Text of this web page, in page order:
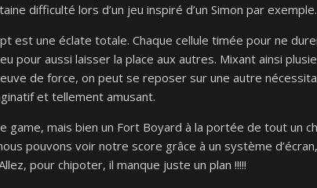
difficulté lors d’un jeu inspiré d’un Simon par exemple.
est une éclate totale. Chaque cellule timée pour ne
pour aussi laisser la place aux autres. Mixant ainsi
de force, on peut se reposer sur une autre
et tellement amusant.
game, mais bien un Fort Boyard à la portée de tout un
pouvons voir notre score grâce à un système
pour chipoter, il manque juste un plan !!!!!